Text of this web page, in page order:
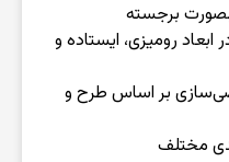
برجسته
رومیزی، ایستاده و
بر اساس طرح و
مختلف